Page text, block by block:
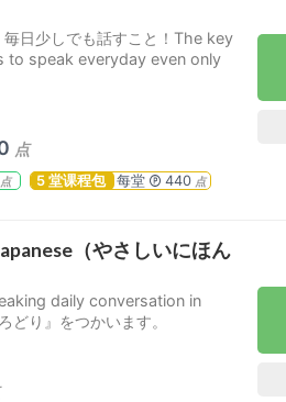
日少しでも話すこと！The key
to speak everyday even only
点
5 堂课程包 每堂 440点
（やさしいにほん
daily conversation in
り』をつかいます。